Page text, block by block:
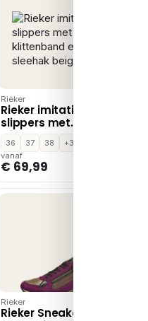
Rieker
Rieker imitatieleren
slippers met
klittenband en sleehak
beige
36 37 38
+3
vanaf
€ 69,99
Rieker
Rieker Sneakers Laag